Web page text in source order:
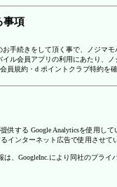
事項
手続きをして頂く事で、ノジマ
ル会員アプリの利用にあたり、
員規約・d ポイントクラブ特約を
供する Google Analyticsを使用
インターネット広告で使用させて
、GoogleInc.により同社のプライ